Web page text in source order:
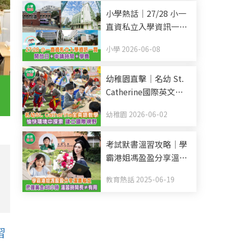
小學熱話｜27/28 小一
直資私立入學資訊一覽
(持續更新)
小學 2026-06-08
幼稚園直擊｜名幼 St.
Catherine國際英文幼
學 愉快環境中探索 建
幼稚園 2026-06-02
考試默書溫習攻略｜學
霸港姐馮盈盈分享溫書
憶法 溫習時間長不等於
教育熱話 2025-06-19